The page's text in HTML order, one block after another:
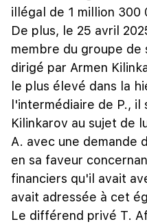
illégal de 1 million 300
De plus, le 25 avril
membre du groupe
dirigé par Armen
le plus élevé dans la
l'intermédiaire de P.,
Kilinkarov au sujet de
A. avec une demande
en sa faveur
financiers qu'il avait
avait adressée à cet
Le différend privé T.